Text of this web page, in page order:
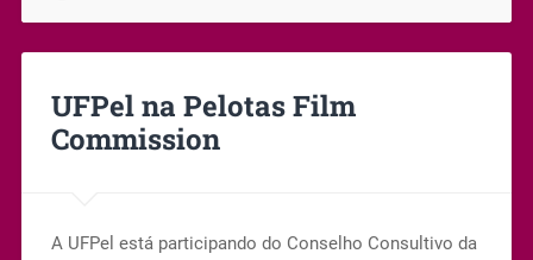
UFPel na Pelotas Film
Commission
A UFPel está participando do Conselho Consultivo da